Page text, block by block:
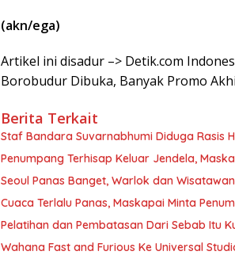
(akn/ega)
Artikel ini disadur –> Detik.com
Borobudur Dibuka, Banyak Promo
Berita Terkait
Staf Bandara Suvarnabhumi Diduga Rasis
Penumpang Terhisap Keluar Jendela,
Seoul Panas Banget, Warlok dan
Cuaca Terlalu Panas, Maskapai Minta
Pelatihan dan Pembatasan Dari Sebab Itu
Wahana Fast and Furious Ke Universal